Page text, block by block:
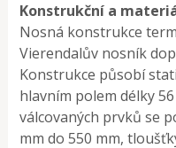
Konstrukční a
Nosná konstrukce
Vierendalův nosník
Konstrukce působí
hlavním polem délky
válcovaných prvků se
mm do 550 mm,